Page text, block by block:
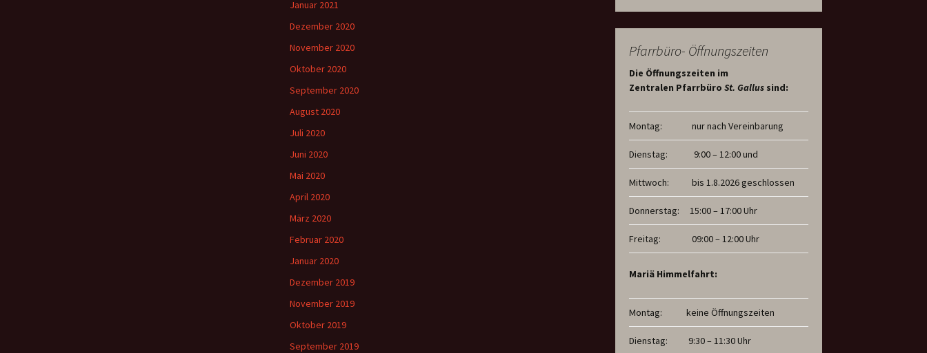
Pfarrbüro- Öffnungszeiten
Die Öffnungszeiten im
Zentralen Pfarrbüro St. Gallus sind:
Montag: nur nach Vereinbarung
Dienstag: 9:00 – 12:00 und
Mittwoch: bis 1.8.2026 geschlossen
Donnerstag: 15:00 – 17:00 Uhr
Freitag: 09:00 – 12:00 Uhr
Mariä Himmelfahrt:
Montag: keine Öffnungszeiten
Dienstag: 9:30 – 11:30 Uhr
Januar 2021
Dezember 2020
November 2020
Oktober 2020
September 2020
August 2020
Juli 2020
Juni 2020
Mai 2020
April 2020
März 2020
Februar 2020
Januar 2020
Dezember 2019
November 2019
Oktober 2019
September 2019